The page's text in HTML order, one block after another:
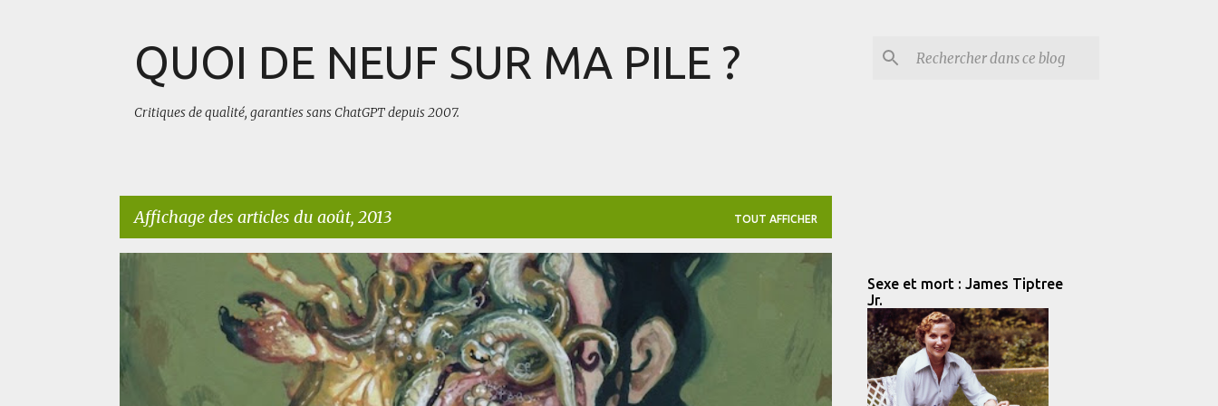
QUOI DE NEUF SUR MA PILE ?
Critiques de qualité, garanties sans ChatGPT depuis 2007.
Affichage des articles du août, 2013 TOUT AFFICHER
r
c
BODY HORROR WEIRD
Sexe et mort : James Tiptree
Jr.